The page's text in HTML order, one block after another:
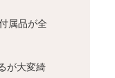
属品が全
が大変綺